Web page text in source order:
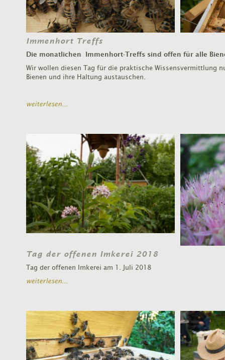
Immenhort Treffs
Die monatlichen Immenhort-Treffs sind offen für alle
Wir wollen diesen Tag für die praktische Wissensvermittlung
Bienen und ihre Haltung austauschen.
weiterlesen...
Tag der offenen Imkerei 2018
Tag der offenen Imkerei am 1. Juli 2018
weiterlesen...